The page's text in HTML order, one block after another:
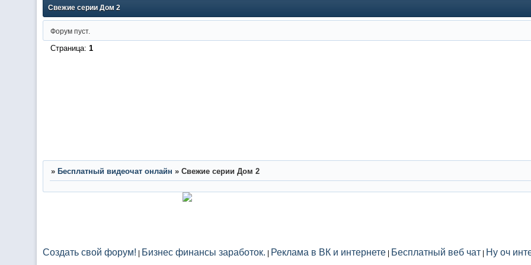
Свежие серии Дом 2
Форум пуст.
Страница: 1
» Бесплатный видеочат онлайн » Свежие серии Дом 2
Создать свой форум! Бизнес финансы заработок. Реклама в ВК и интернете Бесплатный веб чат Ну оч